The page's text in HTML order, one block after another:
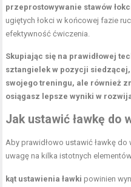
przeprostowywanie stawów
ugiętych łokci w końcowej fazie
efektywność ćwiczenia.
Skupiając się na prawidłowej
sztangielek w pozycji
swojego treningu, ale również
osiągasz lepsze wyniki w
Jak ustawić ławkę do
Aby prawidłowo ustawić ławkę
uwagę na kilka istotnych
kąt ustawienia ławki powinien